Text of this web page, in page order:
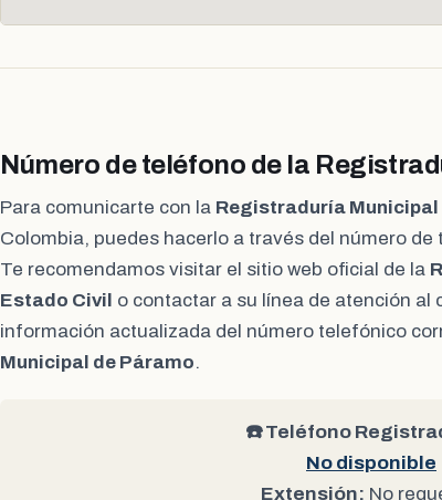
Número de teléfono de la
Para comunicarte con la Registraduría Municipal
Colombia, puedes hacerlo a través del número
Te recomendamos visitar el sitio web oficial de la
Estado Civil o contactar a su línea de atención al
información actualizada del número telefónico
Municipal de Páramo.
☎️ Teléfono
No disponible
Extensión: No